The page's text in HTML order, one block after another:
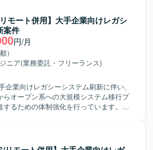
ことができるポジションです。セキュ
と協働しながら、アセスメントから対策
で一連のプロセスに深く関与できるた
分野およびインフラ領域の実務経験と知
【開発環境】 自社IT基盤
ク、サーバ（Windows、Linux）、クラウ
等）、ID管理（Active Directory、
）を対象とした環境でのアセスメント
なります。
種リソー
BLOB、AppService）やPowerBIを活用
ドや業務システムの開発・運用を行いま
。現行システムおよび要件を踏まえた基
ュリティ対策製品の選定・設定方針策
びシステム基盤テストまで一連の工程に
】 基盤構成やセキ
する知見を活かし、自律的に設計・検証
求めております。関係者とのコミュニケ
がら、長期にわたり責任感を持って取り
マッチするポジションです。 【ポジ
規模なシステム更改プロジェクトにおい
システム基盤テストまで長期にわたり一
けるため、セキュリティ設計・基盤設計
品を
テム基盤環境上で、検証用環境と作業用
モート併用】大手企業向けレガシ
案件
円/月
）
ニア(業務委託・フリーランス)
企業向けレガシーシステム刷新に伴い、
らオープン系への大規模システム移行プ
るための体制強化を行っています。
ただきます。インフラ基盤、ミドルウェ
門チームに分かれ、JP1/IM3を用いた監視